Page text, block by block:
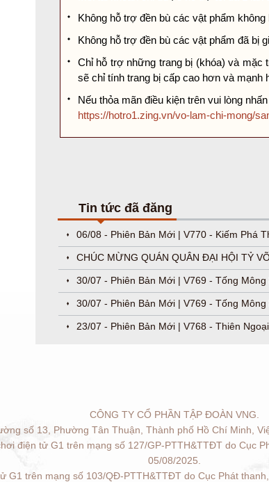
Không hỗ trợ đền bù các vật phẩm không
Không hỗ trợ đền bù các vật phẩm đã bị
Chỉ hỗ trợ những trang bị (khóa) và mặc
sẽ chỉ tính trang bị cấp cao hơn và mạnh
Nếu thỏa mãn điều kiện trên vui lòng
https://hotro1.zing.vn/vo-lam-chi-mong/
Tin tức đã đăng
06/08 - Phiên Bản Mới | V770 - Kiếm Phá
CHÚC MỪNG QUÁN QUÂN ĐẠI HỘI TỶ
30/07 - Phiên Bản Mới | V769 - Tống
30/07 - Phiên Bản Mới | V769 - Tống
23/07 - Phiên Bản Mới | V768 - Thiên
CÔNG TY CỔ PHẦN TẬP ĐOÀN VNG.
số 13, Phường Tân Thuận, Thành phố Hồ Chí Minh,
điện tử G1 trên mạng số 127/GP-PTTH&TTĐT do Cục
05/08/2025.
G1 trên mạng số 103/QĐ-PTTH&TTĐT do Cục Phát